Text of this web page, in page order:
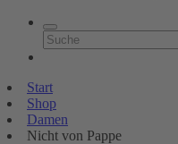
Start
Shop
Damen
Nicht von Pappe